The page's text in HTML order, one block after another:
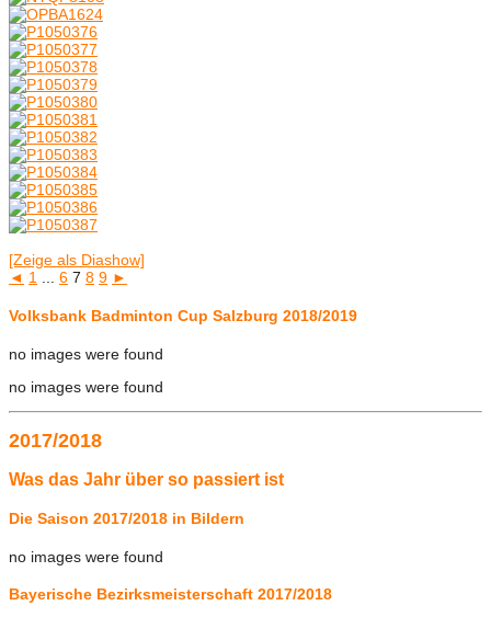
[Zeige als Diashow]
◄ 1 ... 6 7 8 9 ►
Volksbank Badminton Cup Salzburg 2018/2019
no images were found
no images were found
2017/2018
Was das Jahr über so passiert ist
Die Saison 2017/2018 in Bildern
no images were found
Bayerische Bezirksmeisterschaft 2017/2018